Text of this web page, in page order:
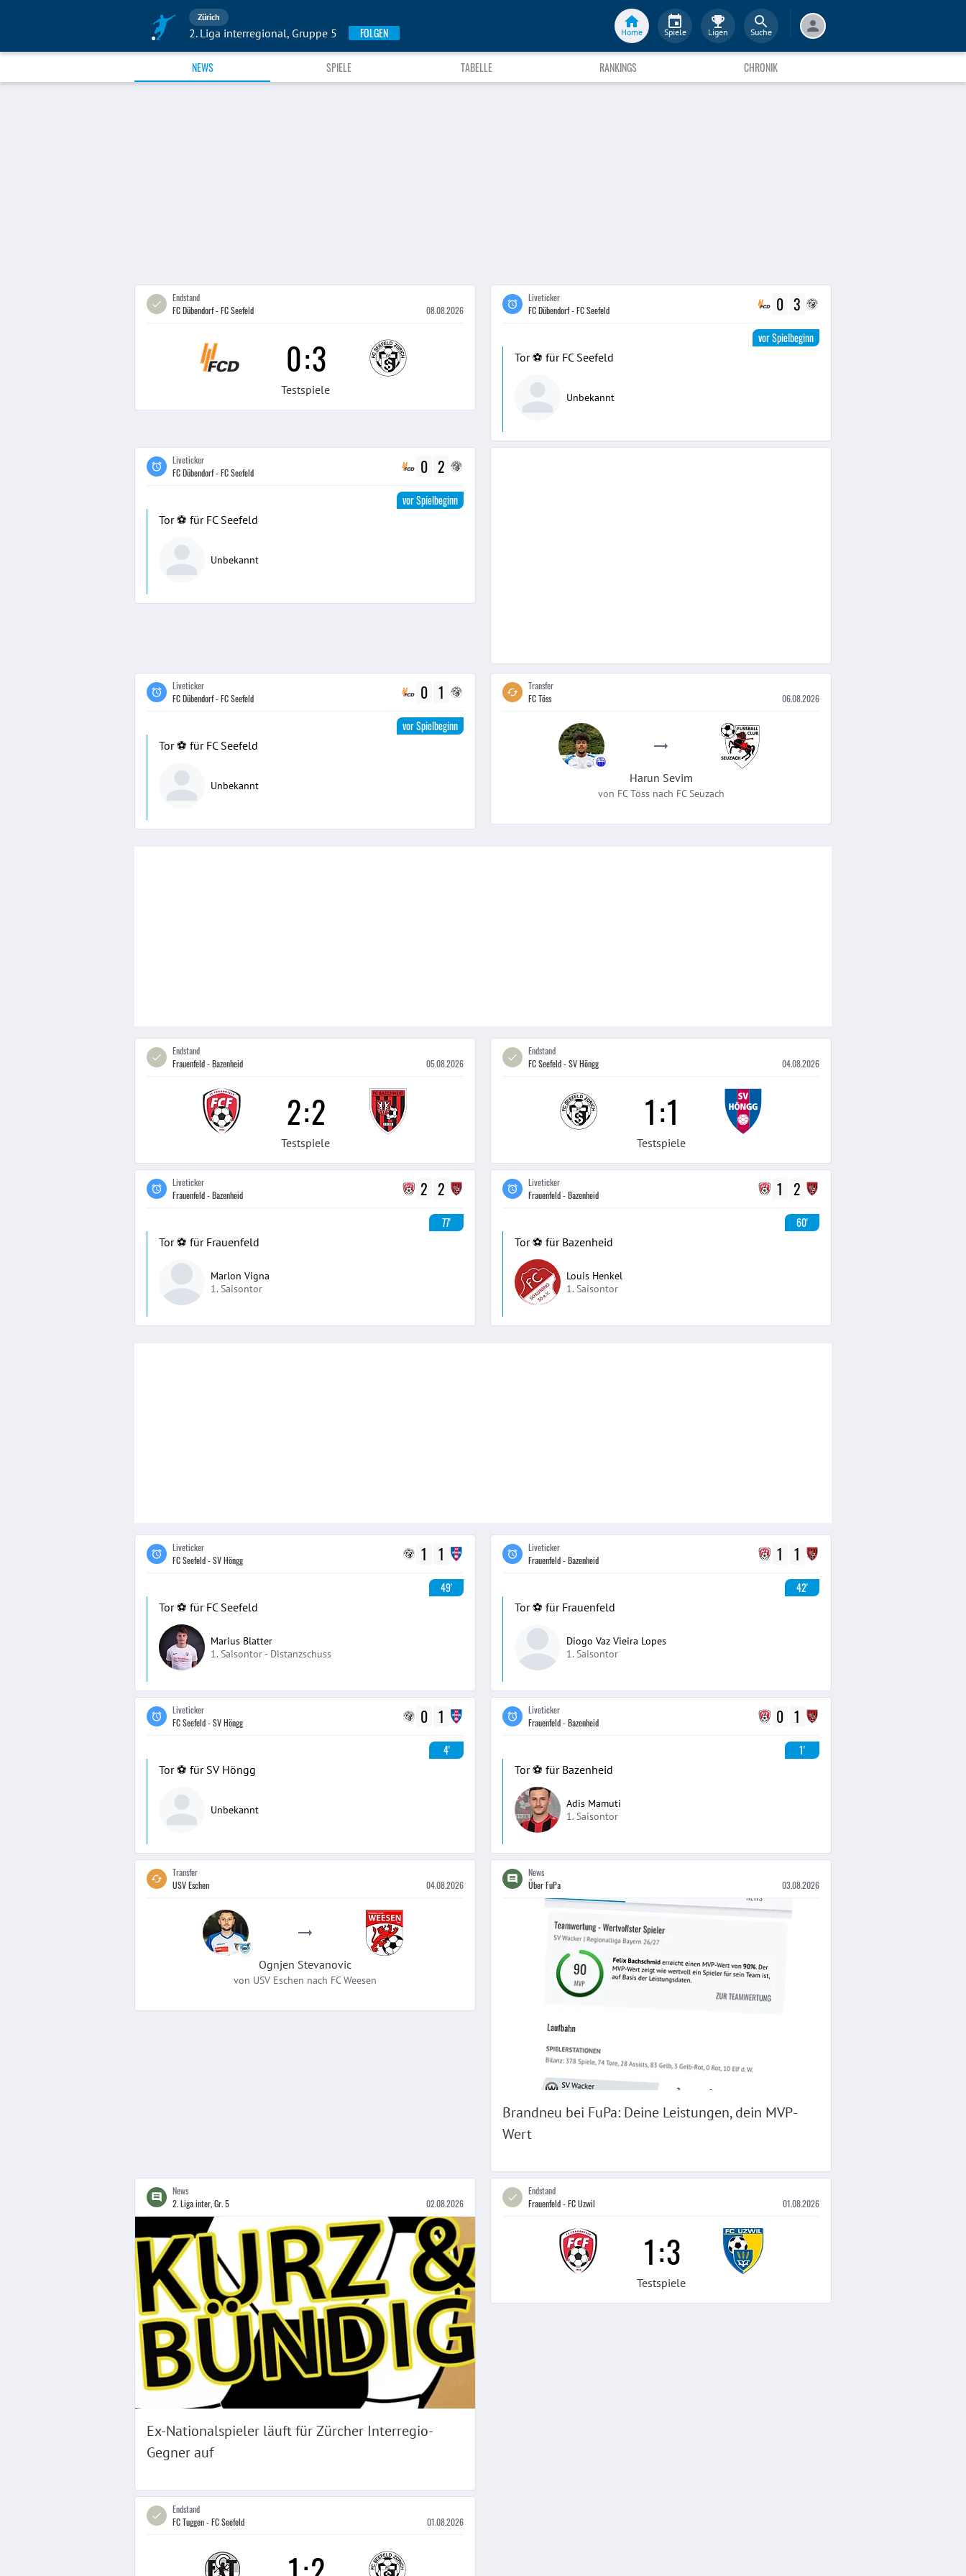
Zürich
2. Liga interregional, Gruppe 5 FOLGEN Home Spiele Ligen Suche
NEWS SPIELE TABELLE RANKINGS CHRONIK
Endstand
FC Dübendorf - FC Seefeld
08.08.2026
0:3
Testspiele
Liveticker
FC Dübendorf - FC Seefeld
0 3
vor Spielbeginn
Tor ⚽️ für FC Seefeld
Unbekannt
Liveticker
FC Dübendorf - FC Seefeld
0 2
vor Spielbeginn
Tor ⚽️ für FC Seefeld
Unbekannt
Liveticker
FC Dübendorf - FC Seefeld
0 1
vor Spielbeginn
Tor ⚽️ für FC Seefeld
Unbekannt
Transfer
FC Töss
06.08.2026
Harun Sevim
von FC Töss nach FC Seuzach
Endstand
Frauenfeld - Bazenheid
05.08.2026
2:2
Testspiele
Endstand
FC Seefeld - SV Höngg
04.08.2026
1:1
Testspiele
Liveticker
Frauenfeld - Bazenheid
2 2
77'
Tor ⚽️ für Frauenfeld
Marlon Vigna
1. Saisontor
Liveticker
Frauenfeld - Bazenheid
1 2
60'
Tor ⚽️ für Bazenheid
Louis Henkel
1. Saisontor
Liveticker
FC Seefeld - SV Höngg
1 1
49'
Tor ⚽️ für FC Seefeld
Marius Blatter
1. Saisontor - Distanzschuss
Liveticker
Frauenfeld - Bazenheid
1 1
42'
Tor ⚽️ für Frauenfeld
Diogo Vaz Vieira Lopes
1. Saisontor
Liveticker
FC Seefeld - SV Höngg
0 1
4'
Tor ⚽️ für SV Höngg
Unbekannt
Liveticker
Frauenfeld - Bazenheid
0 1
1'
Tor ⚽️ für Bazenheid
Adis Mamuti
1. Saisontor
Transfer
USV Eschen
04.08.2026
Ognjen Stevanovic
von USV Eschen nach FC Weesen
News
Über FuPa
03.08.2026
Brandneu bei FuPa: Deine Leistungen, dein MVP-
Wert
News
2. Liga inter, Gr. 5
02.08.2026
Ex-Nationalspieler läuft für Zürcher Interregio-
Gegner auf
Endstand
Frauenfeld - FC Uzwil
01.08.2026
1:3
Testspiele
Endstand
FC Tuggen - FC Seefeld
01.08.2026